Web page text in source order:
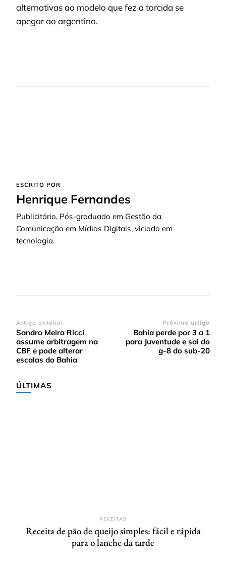
alternativas ao modelo que fez a torcida se
apegar ao argentino.
ESCRITO POR
Henrique Fernandes
Publicitário, Pós-graduado em Gestão da
Comunicação em Mídias Digitais, viciado em
tecnologia.
Navegação
de
post
Artigo anterior
Sandro Meira Ricci
assume arbitragem na
CBF e pode alterar
escalas do Bahia
Próximo artigo
Bahia perde por 3 a 1
para Juventude e sai do
g-8 do sub-20
ÚLTIMAS
RECEITAS
Receita de pão de queijo simples: fácil e rápida
para o lanche da tarde